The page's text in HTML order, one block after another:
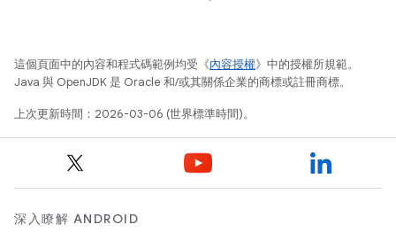
這個頁面中的內容和程式碼範例均受《內容授權》中的授權所規範。
Java 與 OpenJDK 是 Oracle 和/或其關係企業的商標或註冊商標。
上次更新時間：2026-03-06 (世界標準時間)。
深入瞭解 ANDROID